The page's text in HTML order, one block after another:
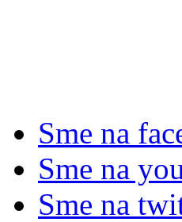
Sme na
Sme na
Sme na